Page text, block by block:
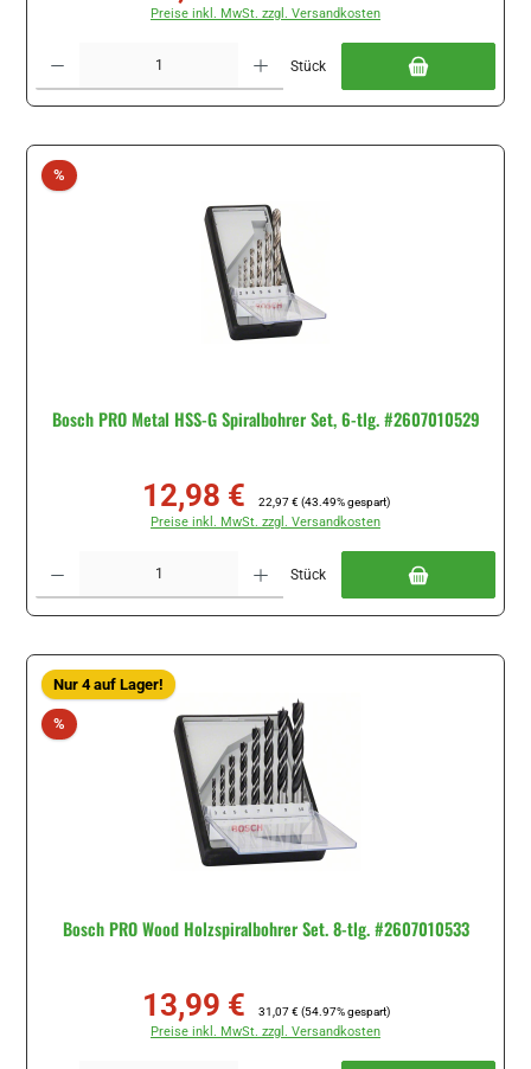
Preise inkl. MwSt. zzgl. Versandkosten
Stück
%Rabatt
Bosch PRO Metal HSS-G Spiralbohrer Set, 6-tlg. #2607010529
Verkaufspreis:
12,98 € Regulärer Preis:
22,97 € (43.49% gespart)
Preise inkl. MwSt. zzgl. Versandkosten
Stück
Nur 4 auf Lager!
%Rabatt
Bosch PRO Wood Holzspiralbohrer Set. 8-tlg. #2607010533
Verkaufspreis:
13,99 € 31,07 € (54.97% gespart)
Preise inkl. MwSt. zzgl. Versandkosten